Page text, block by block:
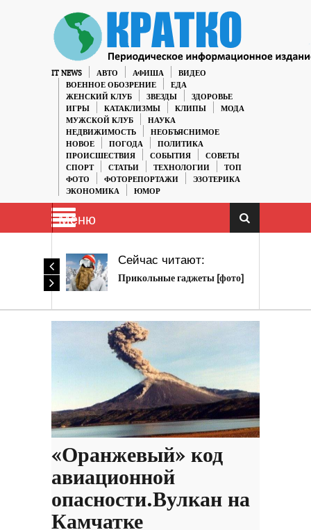
IT NEWS АВТО АФИША
ВИДЕО
ВОЕННОЕ ОБОЗРЕНИЕ
ЕДА
ЖЕНСКИЙ КЛУБ
ЗВЕЗДЫ
ЗДОРОВЬЕ
ИГРЫ
КАТАКЛИЗМЫ КЛИПЫ
МОДА
МУЖСКОЙ КЛУБ
НАУКА
НЕДВИЖИМОСТЬ
НЕОБЪЯСНИМОЕ
НОВОЕ
ПОГОДА
ПОЛИТИКА
ПРОИСШЕСТВИЯ
СОБЫТИЯ
СОВЕТЫ
СПОРТ
СТАТЬИ ТЕХНОЛОГИИ
ТОП
ФОТО
ФОТОРЕПОРТАЖИ
ЭЗОТЕРИКА
ЭКОНОМИКА
ЮМОР
Меню
Сейчас читают:
Прикольные гаджеты [фото]
«Оранжевый» код
авиационной
опасности.Вулкан на
Камчатке